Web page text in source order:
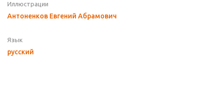
Иллюстрации
Антоненков Евгений Абрамович
Язык
русский